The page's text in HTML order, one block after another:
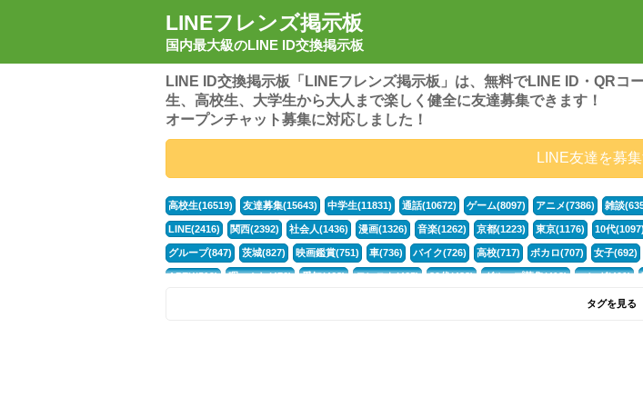
LINEフレンズ掲示板
国内最大級のLINE ID交換掲示板
LINE ID交換掲示板「LINEフレンズ掲示板」は、無料でLINE ID・QR
生、高校生、大学生から大人まで楽しく健全に友達募集できます！
オープンチャット募集に対応しました！
LINE友達を募集
高校生(16519) 友達募集(15643) 中学生(11831) 通話(10672) ゲーム(8097) アニメ(7386) 雑談
LINE(2416) 関西(2392) 社会人(1436) 漫画(1326) 音楽(1262) 京都(1223) 東京(1176) 10代(1097)
グループ(847) 茨城(827) 映画鑑賞(751) 車(736) バイク(726) 高校(717) ボカロ(707) 女子(692)
APEX(519) 暇つぶし(476) 愛知(468) モンスト(465) 30代(433) グループ募集(412) マンガ(401)
フォートナイ
タグを見る